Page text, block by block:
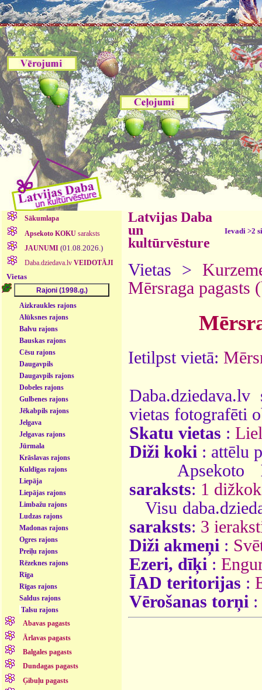
Sākumlapa
Apsekoto KOKUsaraksts
JAUNUMI (01.08.2026.)
Daba.dziedava.lv VEIDOTĀJI
Vietas
Aizkraukles rajons
Alūksnes rajons
Balvu rajons
Bauskas rajons
Cēsu rajons
Daugavpils
Daugavpils rajons
Dobeles rajons
Gulbenes rajons
Jēkabpils rajons
Jelgava
Jelgavas rajons
Jūrmala
Krāslavas rajons
Kuldīgas rajons
Liepāja
Liepājas rajons
Limbažu rajons
Ludzas rajons
Madonas rajons
Ogres rajons
Preiļu rajons
Rēzeknes rajons
Rīga
Rīgas rajons
Saldus rajons
Talsu rajons
Abavas pagasts
Ārlavas pagasts
Balgales pagasts
Dundagas pagasts
Ģibuļu pagasts
Latvijas Daba
un
kultūrvēsture
Ievadi >2
Vietas >
Mērsraga pagasts
Ietilpst vietā:
vietas fotografēti
Skatu vietas :
Diži koki : attēlu
Apsekoto
saraksts: 1
Visu
saraksts: 3
Diži akmeņi :
Ezeri, dīķi :
ĪAD teritorijas :
Vērošanas torņi :